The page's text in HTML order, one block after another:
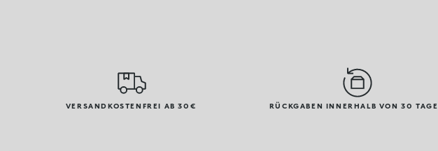
VERSANDKOSTENFREI AB 30€ RÜCKGABEN INNERHALB VON 30